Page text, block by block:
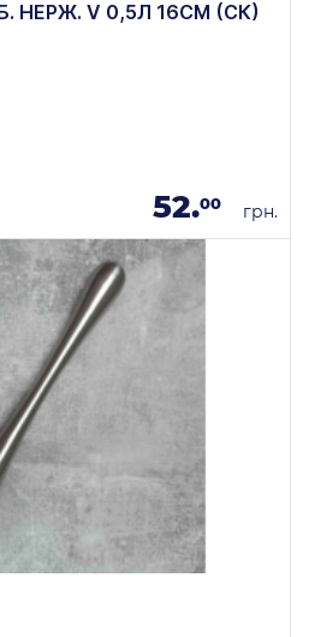
НЕРЖ. V 0,5Л 16СМ (СК)
52.00 грн.